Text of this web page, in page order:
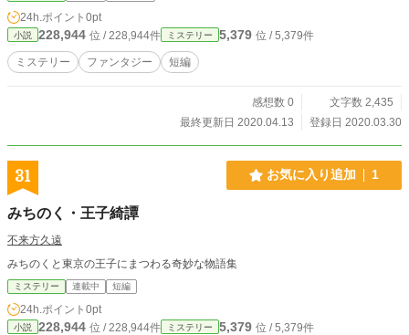
24h.ポイント 0pt
小説 228,944 位 / 228,944件 ミステリー 5,379 位 / 5,379件
ミステリー ファンタジー 短編
感想数 0
文字数 2,435
最終更新日 2020.04.13
登録日 2020.03.30
31 お気に入り追加 1
みちのく・王子綺譚
不来方久遠
みちのくと東京の王子にまつわる奇妙な物語集
ミステリー 連載中 短編
24h.ポイント 0pt
小説 228,944 位 / 228,944件 ミステリー 5,379 位 / 5,379件